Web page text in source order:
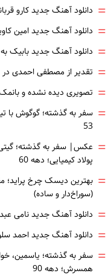
= دانلود آهنگ جدید کارو
= دانلود آهنگ جدید امین
= دانلود آهنگ جدید بابیک به
= تقدیر از مصطفی احمدی در
= تصویری دیده نشده و
=
53
= عکس| سفر به گذشته؛ گیتی
پولاد کیمیایی؛ دهه 60
= بهترین دیسک چرخ
(سوراخ‌دار و ساده)
= دانلود آهنگ جدید نامی
= دانلود آهنگ جدید احمد
= سفر به گذشته؛ یاسمین،
همسرش؛ دهه 90